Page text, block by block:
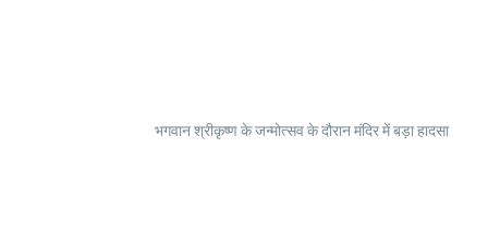
भगवान श्रीकृष्ण के जन्मोत्सव के दौरान मंदिर में बड़ा हादसा